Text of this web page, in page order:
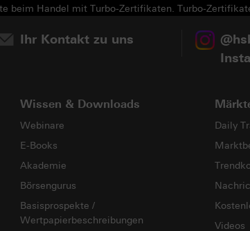
beim Handel mit Turbo-Zertifikaten. Turbo-
Ihr Kontakt zu uns
Wissen & Downloads
Webinare
E-Books
Akademie
Börsengurus
Basisprospekte /
Wertpapierbeschreibungen
Daily
Videos